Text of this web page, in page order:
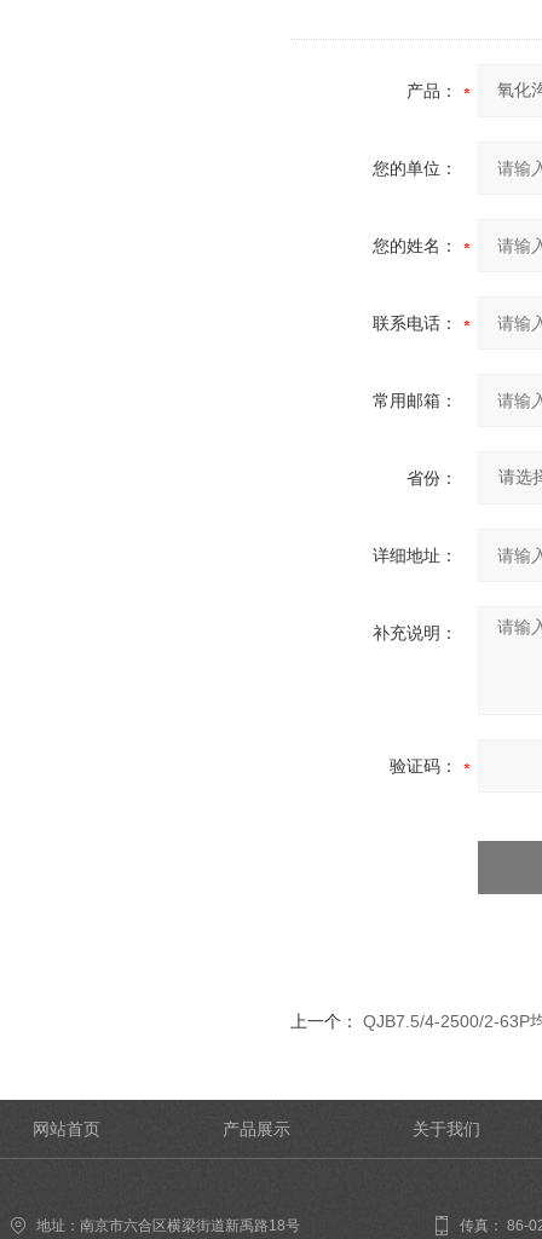
产品：
您的单位：
您的姓名：
联系电话：
常用邮箱：
省份：
详细地址：
补充说明：
验证码：
上一个： QJB7.5/4-2500/2-63P
网站首页 产品展示 关于我们
地址：南京市六合区横梁街道新禹路18号 传真： 86-